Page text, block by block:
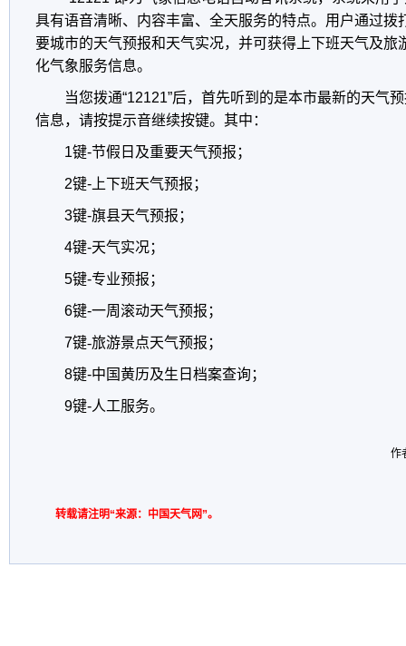
具有语音清晰、内容丰富、全天服务的特点。用户通过拨
要城市的天气预报和天气实况，并可获得上下班天气及旅
化气象服务信息。
当您拨通“12121”后，首先听到的是本市最新的天气
信息，请按提示音继续按键。其中：
1键-节假日及重要天气预报；
2键- 上下班天气预报；
3键-旗县天气预报；
4键-天气实况；
5键-专业预报；
6键-一周滚动天气预报；
7键-旅游景点天气预报；
8键-中国黄历及生日档案查询；
9键-人工服务。
作
转载请注明“来源：中国天气网”。